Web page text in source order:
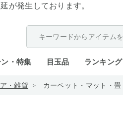
が発生しております。
・特集 目玉品 ランキング
・雑貨 カーペット・マット・畳